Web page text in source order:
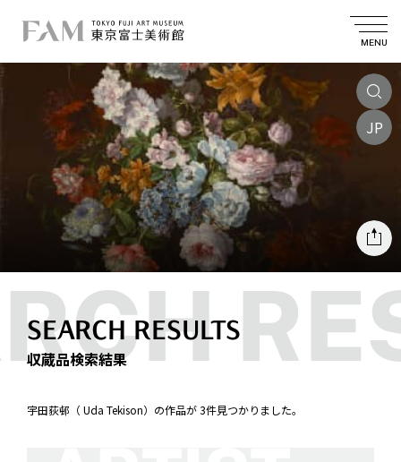
MENU
JP
SEARCH RESULTS
収蔵品検索結果
宇田荻邨（ Uda Tekison）の作品が 3件見つかりました。